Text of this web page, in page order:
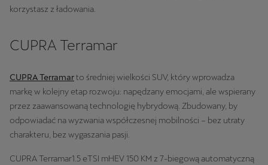
korzystasz z ładowania.
CUPRA Terramar
CUPRA Terramarto średniej wielkości SUV, który wprowadza
markę w kolejny etap rozwoju: napędzany emocjami, ale wspierany
przez zaawansowaną technologię hybrydową. Zbudowany, by
odpowiadać na wyzwania współczesnej mobilności – bez utraty
charakteru, bez wygaszania pasji.
CUPRA Terramar1.5 eTSI mHEV 150 KM z 7-biegową automatyczną